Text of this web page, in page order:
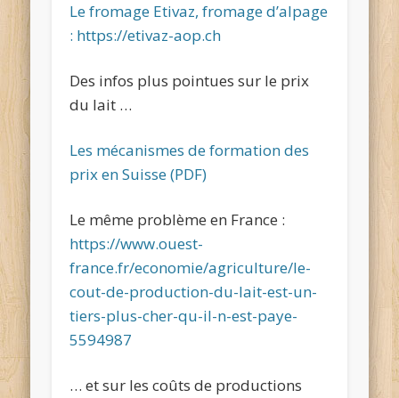
Le fromage Etivaz, fromage d’alpage
: https://etivaz-aop.ch
Des infos plus pointues sur le prix
du lait …
Les mécanismes de formation des
prix en Suisse (PDF)
Le même problème en France :
https://www.ouest-
france.fr/economie/agriculture/le-
cout-de-production-du-lait-est-un-
tiers-plus-cher-qu-il-n-est-paye-
5594987
… et sur les coûts de productions